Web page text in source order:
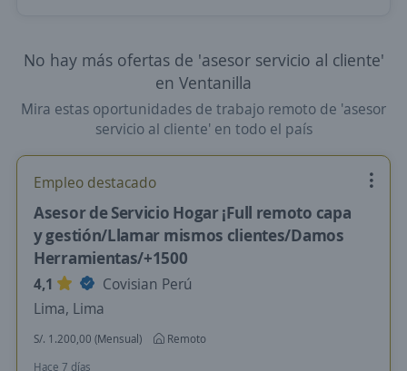
No hay más ofertas de 'asesor servicio al cliente'
en Ventanilla
Mira estas oportunidades de trabajo remoto de 'asesor
servicio al cliente' en todo el país
Empleo destacado
Asesor de Servicio Hogar ¡Full remoto capa
y gestión/Llamar mismos clientes/Damos
Herramientas/+1500
4,1
Covisian Perú
Lima, Lima
S/. 1.200,00 (Mensual)
Remoto
Hace 7 días